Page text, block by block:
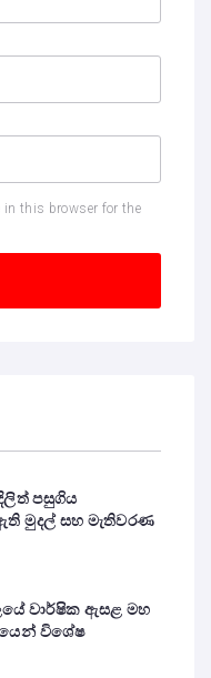
in this browser for the
පසුගිය
මුදල් සහ මැතිවරණ
වාර්ෂික ඇසළ මහ
විශේෂ